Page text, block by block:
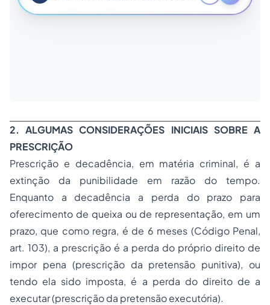
2. ALGUMAS CONSIDERAÇÕES INICIAIS SOBRE A
PRESCRIÇÃO
Prescrição e decadência, em matéria criminal, é a
extinção da punibilidade em razão do tempo.
Enquanto a decadência a perda do prazo para
oferecimento de queixa ou de representação, em um
prazo, que como regra, é de 6 meses (Código Penal,
art. 103), a prescrição é a perda do próprio direito de
impor pena (prescrição da pretensão punitiva), ou
tendo ela sido imposta, é a perda do direito de a
executar (prescrição da pretensão executória).